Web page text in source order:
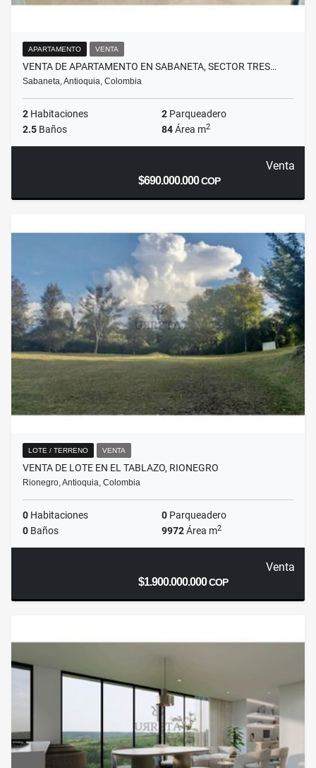
APARTAMENTO VENTA
VENTA DE APARTAMENTO EN SABANETA, SECTOR TRES…
Sabaneta, Antioquia, Colombia
2 Habitaciones 2 Parqueadero
2.5 Baños 84Área m2
Venta
$690.000.000COP
LOTE / TERRENO VENTA
VENTA DE LOTE EN EL TABLAZO, RIONEGRO
Rionegro, Antioquia, Colombia
0 Habitaciones 0 Parqueadero
0 Baños 9972Área m2
Venta
$1.900.000.000COP